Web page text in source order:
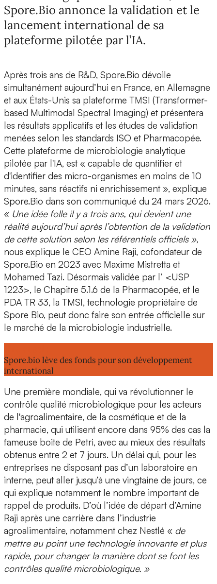
Spore.Bio annonce la validation et le
lancement international de sa
plateforme pilotée par l’IA.
Après trois ans de R&D, Spore.Bio dévoile
simultanément aujourd’hui en France, en Allemagne
et aux États-Unis sa plateforme TMSI (Transformer-
based Multimodal Spectral Imaging) et présentera
les résultats applicatifs et les études de validation
menées selon les standards ISO et Pharmacopée.
Cette plateforme de microbiologie analytique
pilotée par l'IA, est « capable de quantifier et
d'identifier des micro-organismes en moins de 10
minutes, sans réactifs ni enrichissement », explique
Spore.Bio dans son communiqué du 24 mars 2026.
« Une idée folle il y a trois ans, qui devient une
réalité aujourd’hui après l’obtention de la validation
de cette solution selon les référentiels officiels »,
nous explique le CEO Amine Raji, cofondateur de
Spore.Bio en 2023 avec Maxime Mistretta et
Mohamed Tazi. Désormais validée par l’ <USP
1223>, le Chapitre 5.1.6 de la Pharmacopée, et le
PDA TR 33, la TMSI, technologie propriétaire de
Spore Bio, peut donc faire son entrée officielle sur
le marché de la microbiologie industrielle.
Spore.bio lève des fonds pour son développement
international
Une première mondiale, qui va révolutionner le
contrôle qualité microbiologique pour les acteurs
de l'agroalimentaire, de la cosmétique et de la
pharmacie, qui utilisent encore dans 95% des cas la
fameuse boite de Petri, avec au mieux des résultats
obtenus entre 2 et 7 jours. Un délai qui, pour les
entreprises ne disposant pas d’un laboratoire en
interne, peut aller jusqu’à une vingtaine de jours, ce
qui explique notamment le nombre important de
rappel de produits. D’où l’idée de départ d’Amine
Raji après une carrière dans l’industrie
agroalimentaire, notamment chez Nestlé « de
mettre au point une technologie innovante et plus
rapide, pour changer la manière dont se font les
contrôles qualité microbiologique. »